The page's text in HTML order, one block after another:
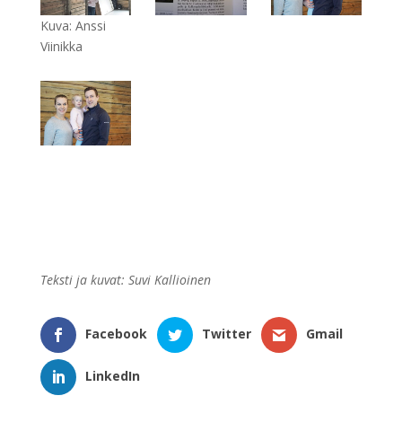
Kuva: Anssi
Viinikka
Teksti ja kuvat: Suvi Kallioinen
Facebook Twitter Gmail
LinkedIn